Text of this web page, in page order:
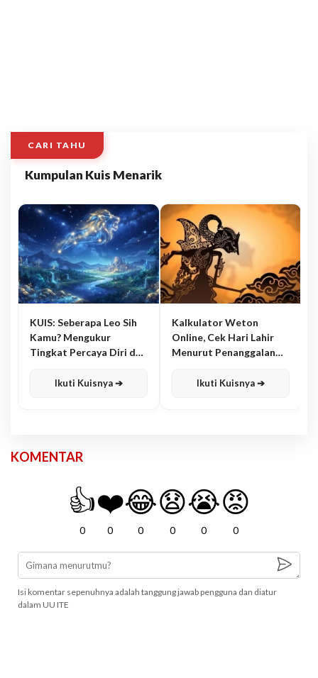
CARI TAHU
Kumpulan Kuis Menarik
KUIS: Seberapa Leo Sih
Kamu? Mengukur
Tingkat Percaya Diri dan
Ikuti Kuisnya ➔
Kalkulator Weton
Online, Cek Hari Lahir
Menurut Penanggalan
Ikuti Kuisnya ➔
KOMENTAR
👍
0
❤️
0
😂
0
😧
0
😭
0
😡
0
Isi komentar sepenuhnya adalah tanggung jawab pengguna dan diatur
dalam UU ITE